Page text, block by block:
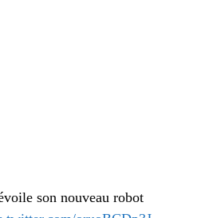
son nouveau robot